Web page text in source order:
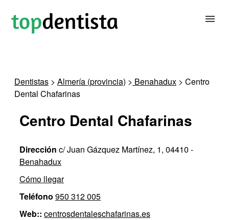
PARA CLÍNICAS DENTALES
CONTACTAR
Dentistas > Almería (provincia) > Benahadux > Centro
Dental Chafarinas
Centro Dental Chafarinas
Dirección c/ Juan Gázquez Martínez, 1, 04410 -
Benahadux
Cómo llegar
Teléfono 950 312 005
Web:: centrosdentaleschafarinas.es